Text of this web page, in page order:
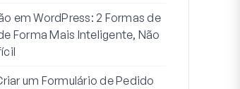
em WordPress: 2 Formas de
Forma Mais Inteligente, Não
um Formulário de Pedido